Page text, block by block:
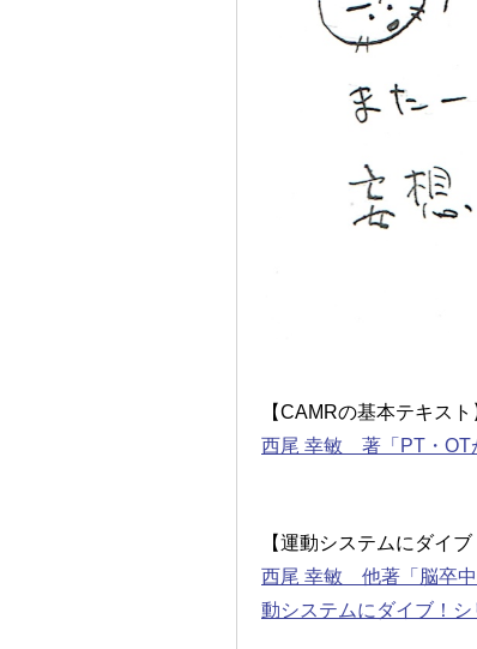
【CAMRの基本テキスト
西尾 幸敏 著「PT・OT
【運動システムにダイ
西尾 幸敏 他著「脳卒中
動システムにダイブ！